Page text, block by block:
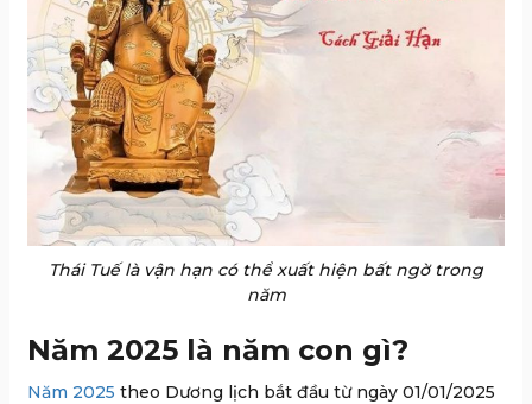
Thái Tuế là vận hạn có thể xuất hiện bất ngờ trong
năm
Năm 2025 là năm con gì?
Năm 2025 theo Dương lịch bắt đầu từ ngày 01/01/2025